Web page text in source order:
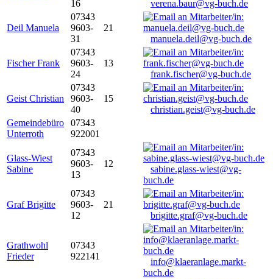
16
verena.baur@vg-buch.de
Deil Manuela
07343
9603-
31
21
manuela.deil@vg-buch.de
Fischer Frank
07343
9603-
24
13
frank.fischer@vg-buch.de
Geist Christian
07343
9603-
40
15
christian.geist@vg-buch.de
Gemeindebüro
Unterroth
07343
922001
Glass-Wiest
Sabine
07343
9603-
13
12
sabine.glass-wiest@vg-
buch.de
Graf Brigitte
07343
9603-
12
21
brigitte.graf@vg-buch.de
Grathwohl
Frieder
07343
922141
info@klaeranlage.markt-
buch.de